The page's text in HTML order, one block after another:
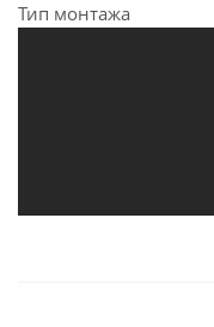
Тип монтажа